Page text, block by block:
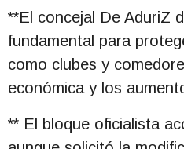
**El concejal De AduriZ
fundamental para
como clubes y
económica y los
** El bloque oficialista